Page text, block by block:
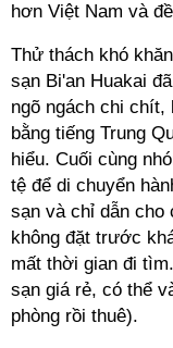
hơn Việt Nam và
Thử thách khó
sạn Bi'an Huakai
ngõ ngách chi chít,
bằng tiếng Trung
hiểu. Cuối cùng
tệ để di chuyển
sạn và chỉ dẫn cho
không đặt trước
mất thời gian đi
sạn giá rẻ, có thể
phòng rồi thuê).